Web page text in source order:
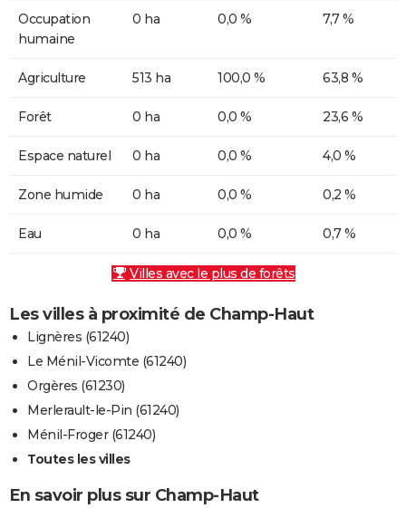
Occupation
humaine
0 ha 0,0 % 7,7 %
Agriculture 513 ha 100,0 % 63,8 %
Forêt 0 ha 0,0 % 23,6 %
Espace naturel 0 ha 0,0 % 4,0 %
Zone humide 0 ha 0,0 % 0,2 %
Eau 0 ha 0,0 % 0,7 %
Villes avec le plus de forêts
Les villes à proximité de Champ-Haut
Lignères (61240)
Le Ménil-Vicomte (61240)
Orgères (61230)
Merlerault-le-Pin (61240)
Ménil-Froger (61240)
Toutes les villes
En savoir plus sur Champ-Haut